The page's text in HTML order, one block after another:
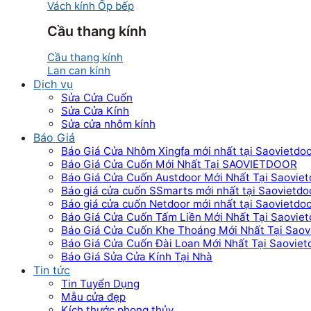
Vách kính Ốp bếp
Cầu thang kính
Cầu thang kính
Lan can kính
Dịch vụ
Sửa Cửa Cuốn
Sửa Cửa Kính
Sửa cửa nhôm kính
Báo Giá
Báo Giá Cửa Nhôm Xingfa mới nhất tại
Báo Giá Cửa Cuốn Mới Nhất Tại SAOVIETDOOR
Báo Giá Cửa Cuốn Austdoor Mới Nhất Tại
Báo giá cửa cuốn SSmarts mới nhất tại
Báo giá cửa cuốn Netdoor mới nhất tại
Báo Giá Cửa Cuốn Tấm Liền Mới Nhất Tại
Báo Giá Cửa Cuốn Khe Thoáng Mới Nhất Tại
Báo Giá Cửa Cuốn Đài Loan Mới Nhất Tại
Báo Giá Sửa Cửa Kính Tại Nhà
Tin tức
Tin Tuyển Dụng
Mẫu cửa đẹp